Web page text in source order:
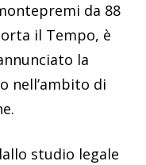
da 88
il Tempo, è
la
nell’ambito di
studio legale